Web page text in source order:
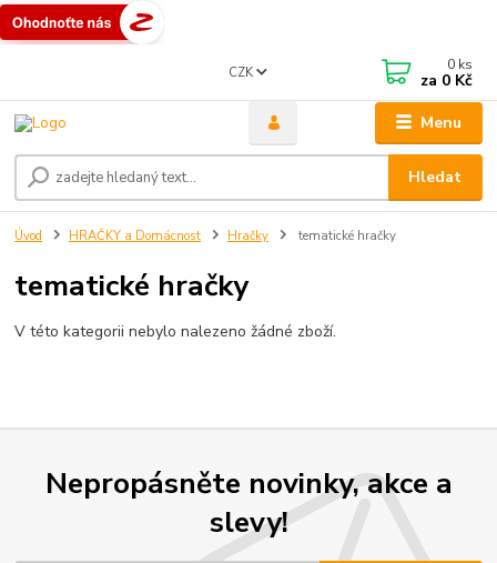
Menu
CZK
Hledat
0 ks
za 0 Kč
Úvod HRAČKY a Domácnost Hračky tematické hračky
tematické hračky
V této kategorii nebylo nalezeno žádné zboží.
Nepropásněte novinky, akce a
slevy!